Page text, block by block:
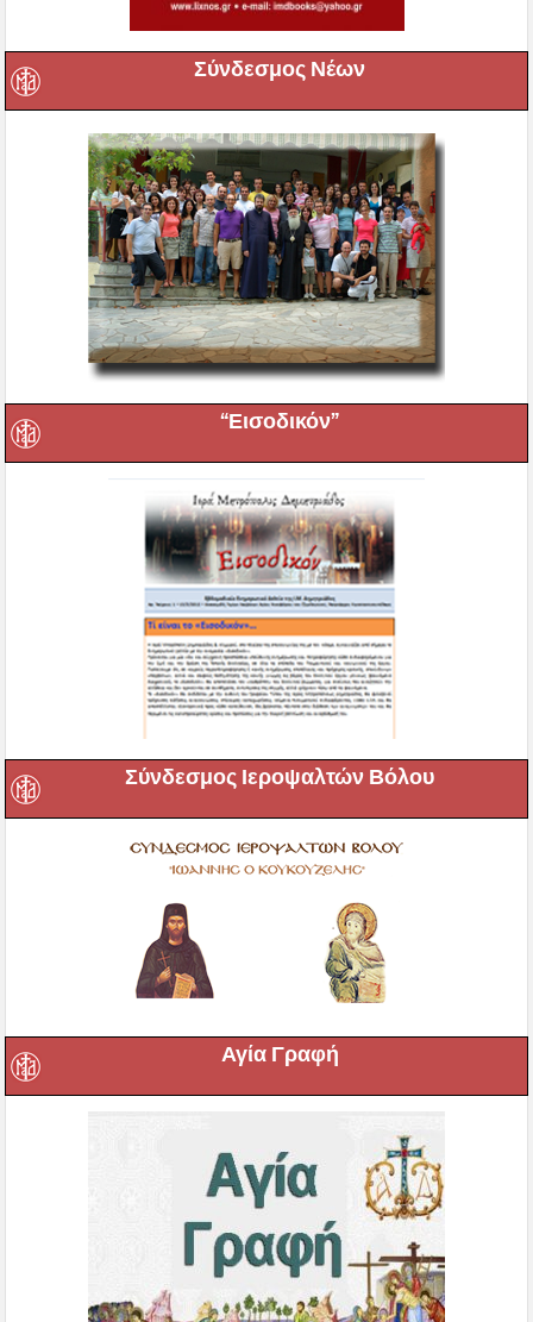
Σύνδεσμος Νέων
“Εισοδικόν”
Σύνδεσμος Ιεροψαλτών Βόλου
Αγία Γραφή